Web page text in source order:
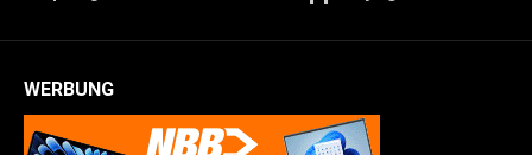
WERBUNG